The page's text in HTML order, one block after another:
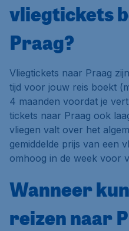
vliegtickets
Praag?
Vliegtickets naar Praag
tijd voor jouw reis boekt
4 maanden voordat je
tickets naar Praag ook
vliegen valt over het
gemiddelde prijs van een
omhoog in de week voor
Wanneer
reizen naar